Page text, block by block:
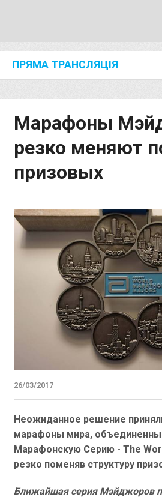
ПРЯМА ТРАНСЛЯЦІЯ
Марафоны
резко меняют
призовых
26/03/2017
Неожиданное решение
марафоны мира,
Марафонскую Серию - The
резко поменяв структуру
Ближайшая серия Мэйджоров